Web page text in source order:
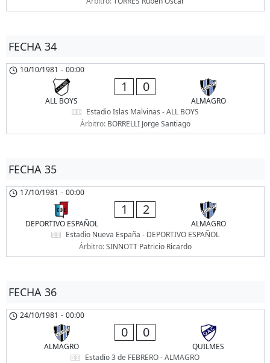
FECHA 34
10/10/1981 - 00:00
ALL BOYS
1 0
ALMAGRO
Estadio Islas Malvinas - ALL BOYS
Árbitro: BORRELLI Jorge Santiago
FECHA 35
17/10/1981 - 00:00
DEPORTIVO ESPAÑOL
1 2
ALMAGRO
Estadio Nueva España - DEPORTIVO ESPAÑOL
Árbitro:SINNOTT Patricio Ricardo
FECHA 36
24/10/1981 - 00:00
ALMAGRO
0 0
QUILMES
Estadio 3 de FEBRERO - ALMAGRO